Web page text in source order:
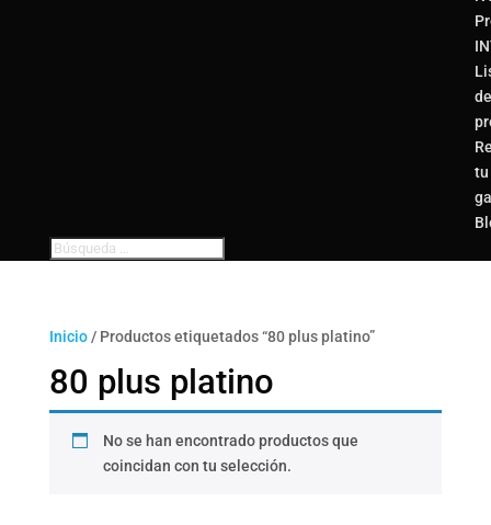
de
tu
Inicio/ Productos etiquetados “80 plus platino”
80 plus platino
No se han encontrado productos que
coincidan con tu selección.